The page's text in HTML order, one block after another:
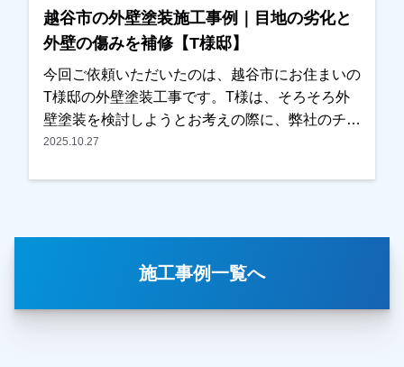
た。施工後は「とてもきれいに仕上がりました」
とのお言葉をいただき、ご満足いただけたようで
私たちも大変嬉しく思っております。この度は大
切なお住まいの外壁塗装・屋根塗装工事をお任せ
いただき、誠にありがとうございました。
越谷市の外壁塗装施工事例｜目地の劣化と
外壁の傷みを補修【T様邸】
今回ご依頼いただいたのは、越谷市にお住まいの
T様邸の外壁塗装工事です。T様は、そろそろ外
壁塗装を検討しようとお考えの際に、弊社のチラ
シをご覧いただき、口コミなども確認されたうえ
レーションなども含めて、外壁塗装の施工内容を
2025.10.27
施工事例一覧へ